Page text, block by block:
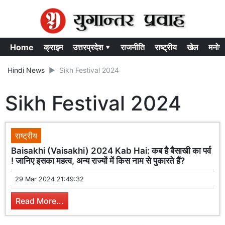
Home क्राइम उत्तरप्रदेश ▾ राजनीति राष्ट्रीय खेल
Hindi News Sikh Festival 2024
Sikh Festival 2024
राष्ट्रीय
Baisakhi (Vaisakhi) 2024 Kab Hai: कब है बैसाखी का पर्व
! जानिए इसका महत्व, अन्य राज्यों में किस नाम से पुकारते हैं?
29 Mar 2024 21:49:32
Read More...